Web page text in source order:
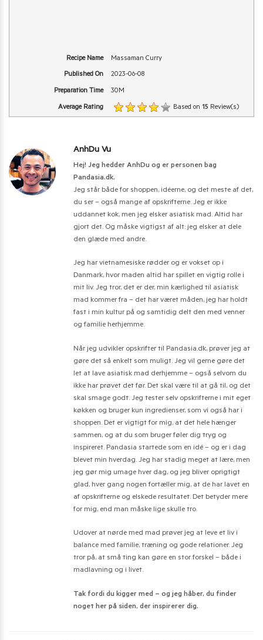
Recipe Name Massaman Curry
Published On 2023-06-08
Preparation Time 30M
Average Rating Based on 15 Review(s)
AnhDu Vu
Hej! Jeg hedder AnhDu og er personen bag
Pandasia.dk.
Jeg står både for shoppen, idéerne, og det meste af det,
du ser – også mange af opskrifterne. Jeg er ikke
uddannet kok, men jeg elsker asiatisk mad. Altid har
gjort det. Og måske vigtigst af alt: jeg elsker at dele
den glæde med andre.
Jeg har vietnamesiske rødder og er vokset op i
Danmark, hvor maden altid har spillet en vigtig rolle i
mit liv. Jeg tror, det er der, min kærlighed til asiatisk
mad kommer fra – det har været måden, jeg har holdt
fast i min kultur på og samtidig delt den med venner
og familie herhjemme.
Når jeg udvikler opskrifter til Pandasia.dk, prøver jeg at
gøre det så enkelt som muligt. Jeg vil gerne gøre det
let at lave asiatisk mad derhjemme – også selvom du
ikke har prøvet det før. Det skal være til at gå til, og det
skal smage godt. Jeg tester selv opskrifterne i mit eget
køkken og bruger kun ingredienser, som vi også har i
shoppen. Det er vigtigt for mig, at det hele hænger
sammen, og at du som bruger føler dig tryg og
inspireret. Pandasia startede som en idé – og er i dag
blevet min hverdag. Jeg har stadig meget at lære, men
jeg gør mig umage hver dag, og jeg bliver oprigtigt
glad, hver gang nogen fortæller mig, at de har lavet en
af opskrifterne og elskede resultatet. Det betyder mere
for mig, end man måske lige skulle tro.
Udover at nørde med mad prøver jeg at leve et liv i
balance med familie, træning og gode relationer. Jeg
tror på, at små ting kan gøre en stor forskel – både i
madlavning og i livet.
Tak fordi du kigger med – og jeg håber, du finder
noget her på siden, der inspirerer dig.